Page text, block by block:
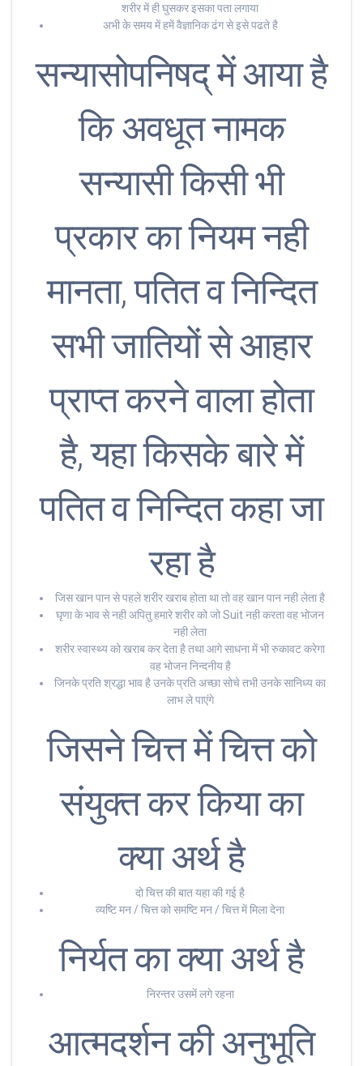
शरीर में ही घुसकर इसका पता लगाया
अभी के समय में हमें वैज्ञानिक ढंग से इसे पढते है
सन्यासोपनिषद् में आया है
कि अवधूत नामक
सन्यासी किसी भी
प्रकार का नियम नही
मानता, पतित व निन्दित
सभी जातियों से आहार
प्राप्त करने वाला होता
है, यहा किसके बारे में
पतित व निन्दित कहा जा
रहा है
जिस खान पान से पहले शरीर खराब होता था तो वह खान पान नही लेता है
घृणा के भाव से नही अपितु हमारे शरीर को जो Suit नही करता वह भोजन
नही लेता
शरीर स्वास्थ्य को खराब कर देता है तथा आगे साधना में भी रुकावट करेगा
वह भोजन निन्दनीय है
जिनके प्रति श्रद्धा भाव है उनके प्रति अच्छा सोचे तभी उनके सानिध्य का
लाभ ले पाएंगे
जिसने चित्त में चित्त को
संयुक्त कर किया का
क्या अर्थ है
दो चित्त की बात यहा की गई है
व्यष्टि मन / चित्त को समष्टि मन / चित्त में मिला देना
निर्यत का क्या अर्थ है
निरन्तर उसमें लगे रहना
आत्मदर्शन की अनुभूति